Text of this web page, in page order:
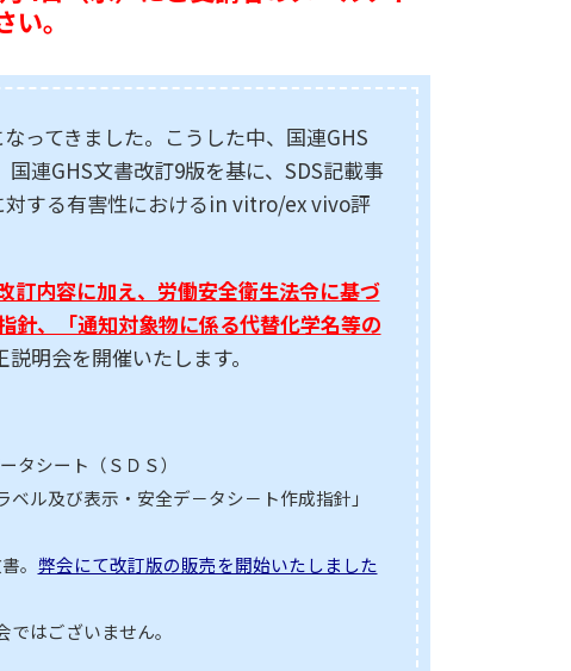
。
ってきました。こうした中、国連GHS
連GHS文書改訂9版を基に、SDS記載事
対する有害性におけるin vitro/ex vivo評
訂内容に加え、労働安全衛生法令に基づ
針、「通知対象物に係る代替化学名等の
明会を開催いたします。
シート（ＳＤＳ）
ル及び表示・安全デ－タシ－ト作成指針」
。 弊会にて改訂版の販売を開始いたしました
はございません。